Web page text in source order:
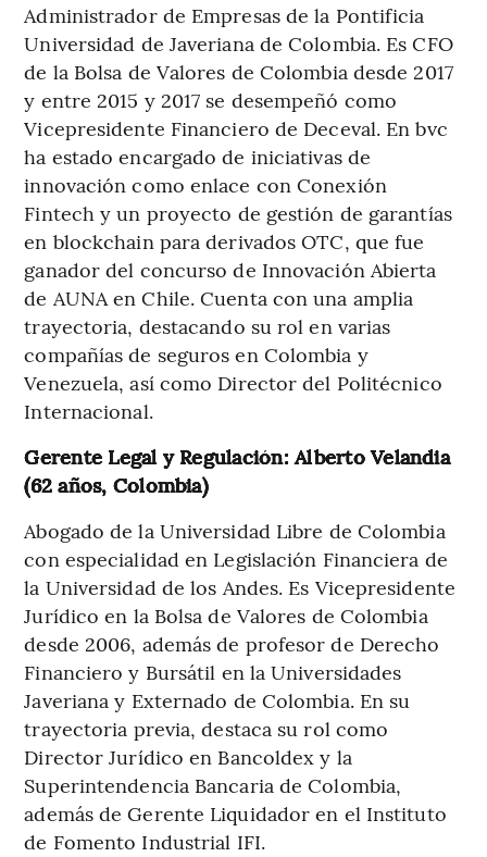
Administrador de Empresas de la Pontificia
Universidad de Javeriana de Colombia. Es CFO
de la Bolsa de Valores de Colombia desde 2017
y entre 2015 y 2017 se desempeñó como
Vicepresidente Financiero de Deceval. En bvc
ha estado encargado de iniciativas de
innovación como enlace con Conexión
Fintech y un proyecto de gestión de garantías
en blockchain para derivados OTC, que fue
ganador del concurso de Innovación Abierta
de AUNA en Chile. Cuenta con una amplia
trayectoria, destacando su rol en varias
compañías de seguros en Colombia y
Venezuela, así como Director del Politécnico
Internacional.
Gerente Legal y Regulación: Alberto Velandia
(62 años, Colombia)
Abogado de la Universidad Libre de Colombia
con especialidad en Legislación Financiera de
la Universidad de los Andes. Es Vicepresidente
Jurídico en la Bolsa de Valores de Colombia
desde 2006, además de profesor de Derecho
Financiero y Bursátil en la Universidades
Javeriana y Externado de Colombia. En su
trayectoria previa, destaca su rol como
Director Jurídico en Bancoldex y la
Superintendencia Bancaria de Colombia,
además de Gerente Liquidador en el Instituto
de Fomento Industrial IFI.